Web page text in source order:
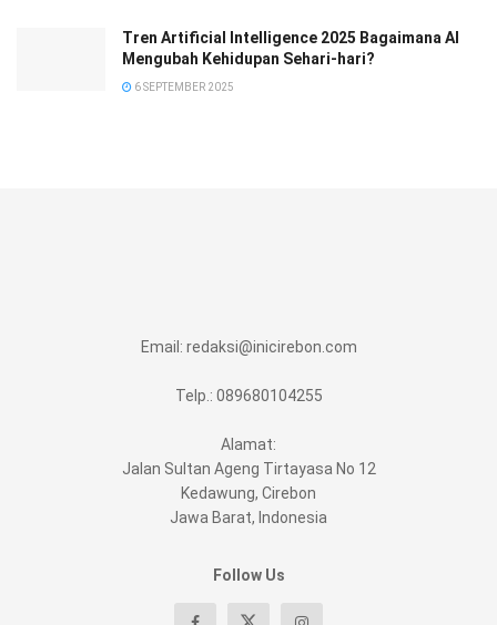
Tren Artificial Intelligence 2025 Bagaimana AI
Mengubah Kehidupan Sehari-hari?
6 SEPTEMBER 2025
Email: redaksi@inicirebon.com
Telp.: 089680104255
Alamat:
Jalan Sultan Ageng Tirtayasa No 12
Kedawung, Cirebon
Jawa Barat, Indonesia
Follow Us